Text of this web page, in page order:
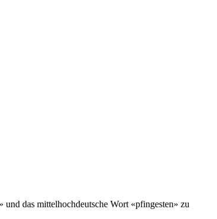
das mittelhochdeutsche Wort «pfingesten» zu